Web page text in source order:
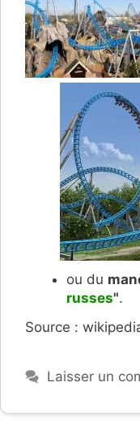
ou du
russes".
Source :
Laisser un